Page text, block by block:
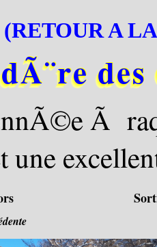
(RETOUR A
Ã
une